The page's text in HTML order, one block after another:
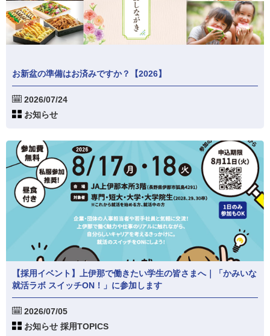
お新盆の準備はお済みですか？【2026】
2026/07/24
お知らせ
【採用イベント】上伊那で働きたい学生の皆さまへ｜「かみいな
就活ラボ スイッチON！」に参加します
2026/07/05
お知らせ 採用TOPICS